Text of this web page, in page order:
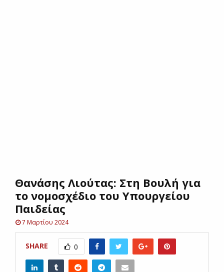
UΘανάσης Λιούτας: Στη Βουλή για
το νομοσχέδιο του Υπουργείου
Παιδείας
7 Μαρτίου 2024
SHARE 0